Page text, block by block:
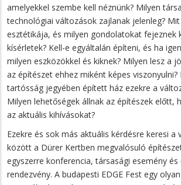
amelyekkel szembe kell néznünk? Milyen
technológiai változások zajlanak jelenleg?
esztétikája, és milyen gondolatokat fejeznek
kísérletek? Kell-e egyáltalán építeni, és ha
milyen eszközökkel és kiknek? Milyen lesz a
az építészet ehhez miként képes viszonyulni?
tartósság jegyében épített ház ezekre a
Milyen lehetőségek állnak az építészek előtt,
az aktuális kihívásokat?
Ezekre és sok más aktuális kérdésre keresi a
között a Dürer Kertben megvalósuló
egyszerre konferencia, társasági esemény
rendezvény. A budapesti EDGE Fest egy